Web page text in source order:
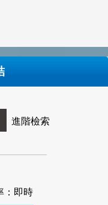
進階檢索
：即時